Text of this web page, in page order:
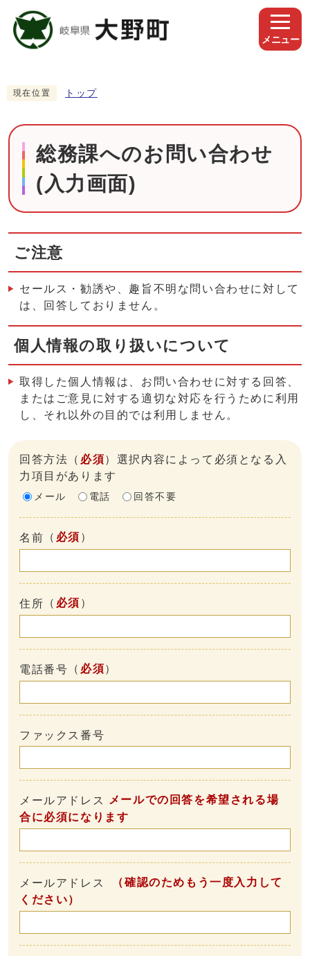
メニュー
現在位置 トップ
総務課へのお問い合わせ
(入力画面)
ご注意
セールス・勧誘や、趣旨不明な問い合わせに対して
は、回答しておりません。
個人情報の取り扱いについて
取得した個人情報は、お問い合わせに対する回答、
またはご意見に対する適切な対応を行うために利用
し、それ以外の目的では利用しません。
回答方法 （ 必須）選択内容によって必須となる入
力項目があります
メール 電話 回答不要
名前 （ 必須 ）
住所 （ 必須 ）
電話番号 （ 必須）
ファックス番号
メールアドレス メールでの回答を希望される場
合に必須になります
メールアドレス
（確認のためもう一度入力して
ください）